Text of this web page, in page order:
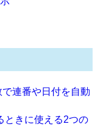
連番や日付を自動
ときに使える2つの